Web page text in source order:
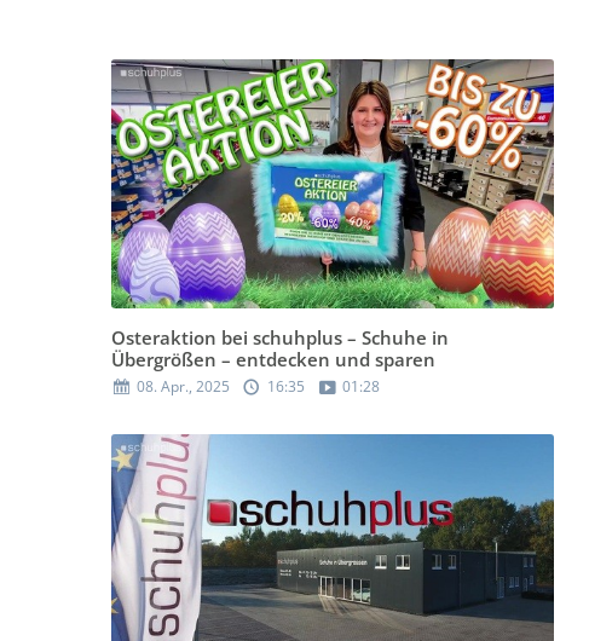
Osteraktion bei schuhplus – Schuhe in
Übergrößen – entdecken und sparen
08. Apr., 2025 16:35 01:28